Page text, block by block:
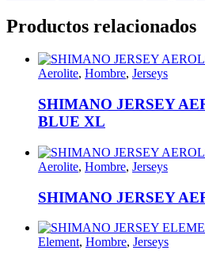
Productos relacionados
Aerolite, Hombre, Jerseys
SHIMANO JERSEY
BLUE XL
Aerolite, Hombre, Jerseys
SHIMANO JERSEY
Element, Hombre, Jerseys